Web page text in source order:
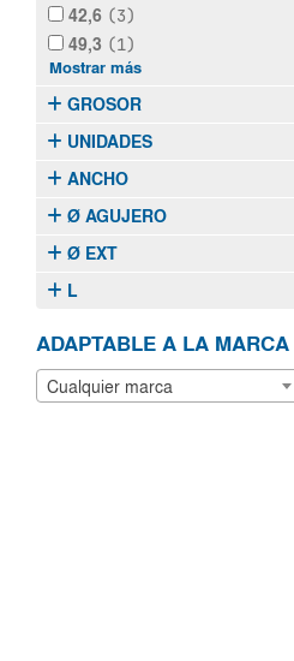
42,6 (3)
49,3 (1)
Mostrar más
GROSOR
UNIDADES
ANCHO
Ø AGUJERO
Ø EXT
L
ADAPTABLE A LA MARCA
Cualquier marca